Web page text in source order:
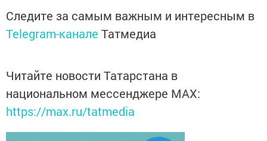
Следите за самым важным и интересным в
Telegram-канале Татмедиа
Читайте новости Татарстана в
национальном мессенджере MАХ:
https://max.ru/tatmedia